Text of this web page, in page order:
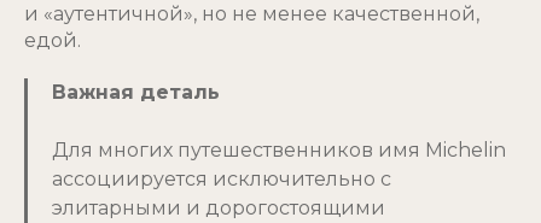
и «аутентичной», но не менее качественной,
едой.
Важная деталь
Для многих путешественников имя Michelin
ассоциируется исключительно с
элитарными и дорогостоящими